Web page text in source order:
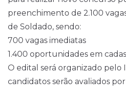
preenchimento de 2.100
de Soldado, sendo:
700 vagas imediatas
1.400 oportunidades em
O edital será organizado pelo
candidatos serão avaliados